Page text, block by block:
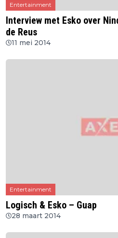
Entertainment
Interview met Esko over
de Reus
11 mei 2014
Entertainment
Logisch & Esko – Guap
28 maart 2014